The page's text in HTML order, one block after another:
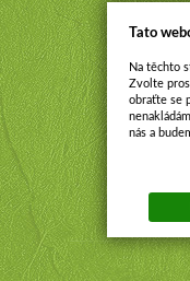
Tato
Na těchto
Zvolte
obraťte se
nás a